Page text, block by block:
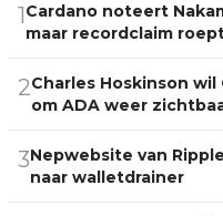
1 Cardano noteert
maar recordclaim
2Charles Hoskinson
om ADA weer
3Nepwebsite van
naar walletdrainer